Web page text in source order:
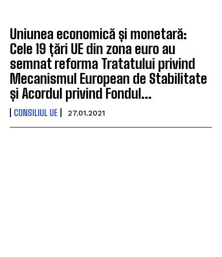
Uniunea economică și monetară:
Cele 19 țări UE din zona euro au
semnat reforma Tratatului privind
Mecanismul European de Stabilitate
și Acordul privind Fondul...
CONSILIUL UE 27.01.2021